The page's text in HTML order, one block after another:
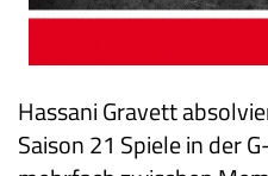
Hassani Gravett
Saison 21 Spiele in der